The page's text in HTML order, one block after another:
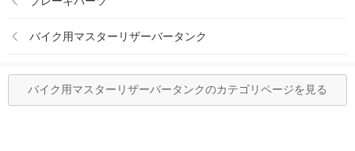
バイク用マスターリザーバータンク
バイク用マスターリザーバータンクのカテゴリページを見る